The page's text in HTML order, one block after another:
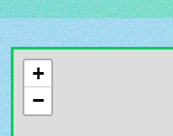
+
−